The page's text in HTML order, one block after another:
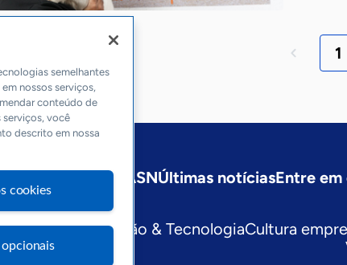
1
Sobre a ASNÚltimas notíciasEntre
& PolíticaInovação & TecnologiaCultura
semelhantes
nossos serviços,
conteúdo de
serviços, você
descrito em nossa
cookies
opcionais